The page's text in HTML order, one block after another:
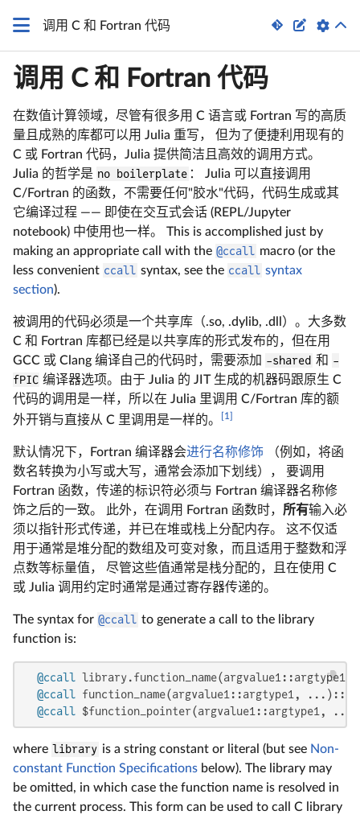
调用 C 和 Fortran 代码  
调用 C 和 Fortran 代码
在数值计算领域，尽管有很多用 C 语言或 Fortran 写的高质
量且成熟的库都可以用 Julia 重写， 但为了便捷利用现有的
C 或 Fortran 代码，Julia 提供简洁且高效的调用方式。
Julia 的哲学是 no boilerplate ： Julia 可以直接调用
C/Fortran 的函数，不需要任何"胶水"代码，代码生成或其
它编译过程 —— 即使在交互式会话 (REPL/Jupyter
notebook) 中使用也一样。 This is accomplished just by
making an appropriate call with the @ccall macro (or the
less convenient ccall syntax, see the ccall syntax
section).
被调用的代码必须是一个共享库（.so, .dylib, .dll）。大多数
C 和 Fortran 库都已经是以共享库的形式发布的，但在用
GCC 或 Clang 编译自己的代码时，需要添加 -shared 和 -
fPIC 编译器选项。由于 Julia 的 JIT 生成的机器码跟原生 C
代码的调用是一样，所以在 Julia 里调用 C/Fortran 库的额
外开销与直接从 C 里调用是一样的。
[1]
默认情况下，Fortran 编译器会进行名称修饰 （例如，将函
数名转换为小写或大写，通常会添加下划线）， 要调用
Fortran 函数，传递的标识符必须与 Fortran 编译器名称修
饰之后的一致。 此外，在调用 Fortran 函数时， 所有输入必
须以指针形式传递，并已在堆或栈上分配内存。 这不仅适
用于通常是堆分配的数组及可变对象，而且适用于整数和浮
点数等标量值， 尽管这些值通常是栈分配的，且在使用 C
或 Julia 调用约定时通常是通过寄存器传递的。
The syntax for @ccall to generate a call to the library
function is:
@ccall
@ccall function_name(argvalue1::argtype1,
@ccall $function_pointer(argvalue1::argtype1,
where library is a string constant or literal (but see Non-
constant Function Specifications below). The library may
be omitted, in which case the function name is resolved in
the current process. This form can be used to call C library